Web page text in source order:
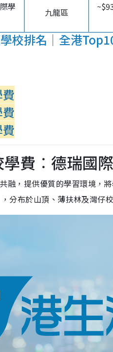
學
九龍區
校排名｜全港
費︰德瑞國
融，提供優質的學習環境，
，分布於山頂、薄扶林及灣仔